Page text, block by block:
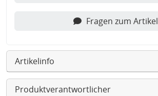
Fragen zum Artikel
Artikelinfo
Produktverantwortlicher